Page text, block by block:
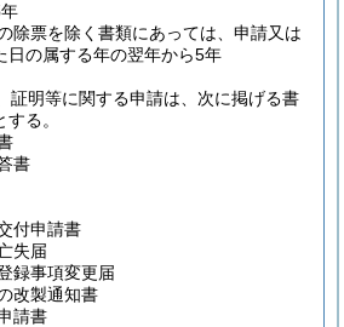
除票を除く書類にあっては、申請又は
日の属する年の翌年から5年
証明等に関する申請は、次に掲げる書
る。
書
付申請書
失届
録事項変更届
改製通知書
請書